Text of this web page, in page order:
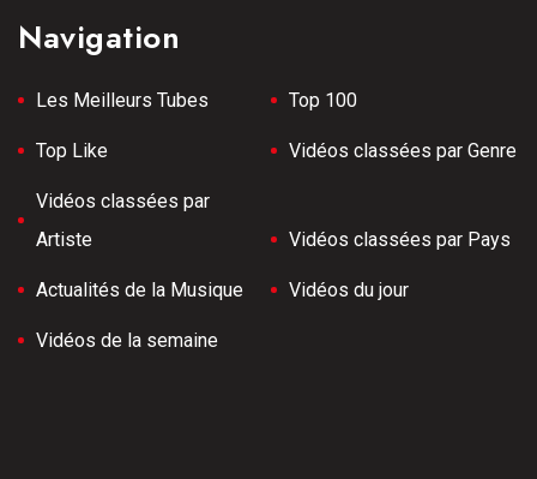
Navigation
Les Meilleurs Tubes Top 100
Top Like Vidéos classées par Genre
Vidéos classées par
Artiste
Vidéos classées par Pays
Actualités de la Musique Vidéos du jour
Vidéos de la semaine